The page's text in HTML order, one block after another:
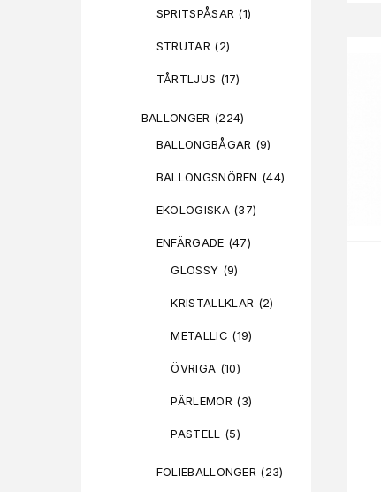
SPRITSPÅSAR (1)
STRUTAR (2)
TÅRTLJUS (17)
BALLONGER (224)
BALLONGBÅGAR (9)
BALLONGSNÖREN (44)
EKOLOGISKA (37)
ENFÄRGADE (47)
GLOSSY (9)
KRISTALLKLAR (2)
METALLIC (19)
ÖVRIGA (10)
PÄRLEMOR (3)
PASTELL (5)
FOLIEBALLONGER (23)